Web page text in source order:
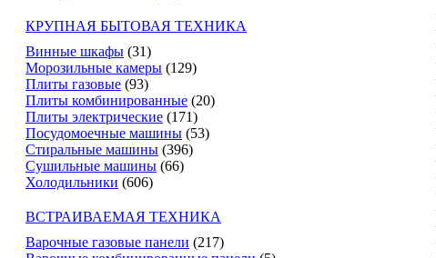
КРУПНАЯ БЫТОВАЯ ТЕХНИКА
Винные шкафы (31)
Морозильные камеры (129)
Плиты газовые (93)
Плиты комбинированные (20)
Плиты электрические (171)
Посудомоечные машины (53)
Стиральные машины (396)
Сушильные машины (66)
Холодильники (606)
ВСТРАИВАЕМАЯ ТЕХНИКА
Варочные газовые панели (217)